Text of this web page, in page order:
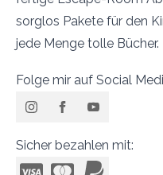
sorglos Pakete für den
jede Menge tolle Bücher.
Folge mir auf Social
Sicher bezahlen mit: